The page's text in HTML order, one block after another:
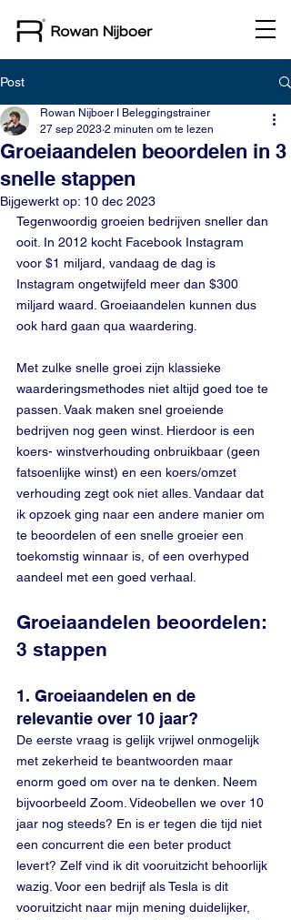
Post
Groeiaandelen beoordelen in 3
snelle stappen
Rowan Nijboer I Beleggingstrainer
27 sep 2023 2 minuten om te lezen
Bijgewerkt op: 10 dec 2023
Tegenwoordig groeien bedrijven sneller dan
ooit. In 2012 kocht Facebook Instagram
voor $1 miljard, vandaag de dag is
Instagram ongetwijfeld meer dan $300
miljard waard. Groeiaandelen kunnen dus
ook hard gaan qua waardering.
Met zulke snelle groei zijn klassieke
waarderingsmethodes niet altijd goed toe te
passen. Vaak maken snel groeiende
bedrijven nog geen winst. Hierdoor is een
koers- winstverhouding onbruikbaar (geen
fatsoenlijke winst) en een koers/omzet
verhouding zegt ook niet alles. Vandaar dat
ik opzoek ging naar een andere manier om
te beoordelen of een snelle groeier een
toekomstig winnaar is, of een overhyped
aandeel met een goed verhaal.
Groeiaandelen beoordelen:
3 stappen
1. Groeiaandelen en de
relevantie over 10 jaar?
De eerste vraag is gelijk vrijwel onmogelijk
met zekerheid te beantwoorden maar
enorm goed om over na te denken. Neem
bijvoorbeeld Zoom. Videobellen we over 10
jaar nog steeds? En is er tegen die tijd niet
een concurrent die een beter product
levert? Zelf vind ik dit vooruitzicht behoorlijk
wazig. Voor een bedrijf als Tesla is dit
vooruitzicht naar mijn mening duidelijker,